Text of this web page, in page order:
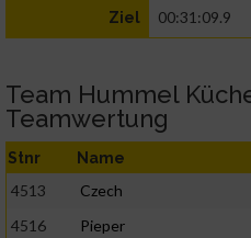
Ziel 00:31:09.9
Team Hummel
Teamwertung
Stnr Name
4513 Czech
4516
Pieper